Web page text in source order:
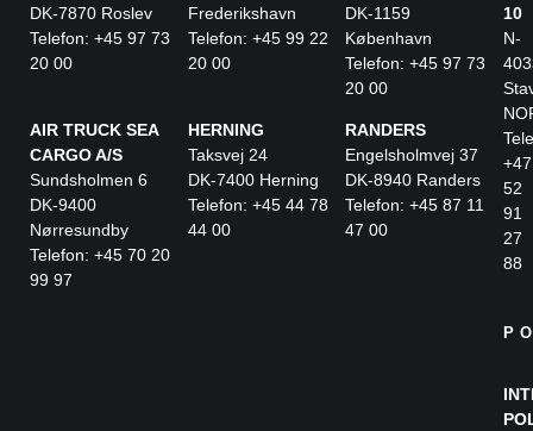
DK-7870 Roslev
Telefon: +45 97 73
20 00
Frederikshavn
Telefon: +45 99 22
20 00
DK-1159
København
Telefon: +45 97 73
20 00
AIR TRUCK SEA
CARGO A/S
Sundsholmen 6
DK-9400
Nørresundby
Telefon: +45 70 20
99 97
HERNING
Taksvej 24
DK-7400 Herning
Telefon: +45 44 78
44 00
RANDERS
Engelsholmvej 37
DK-8940 Randers
Telefon: +45 87 11
47 00
10
N-
+47
52
91
27
88